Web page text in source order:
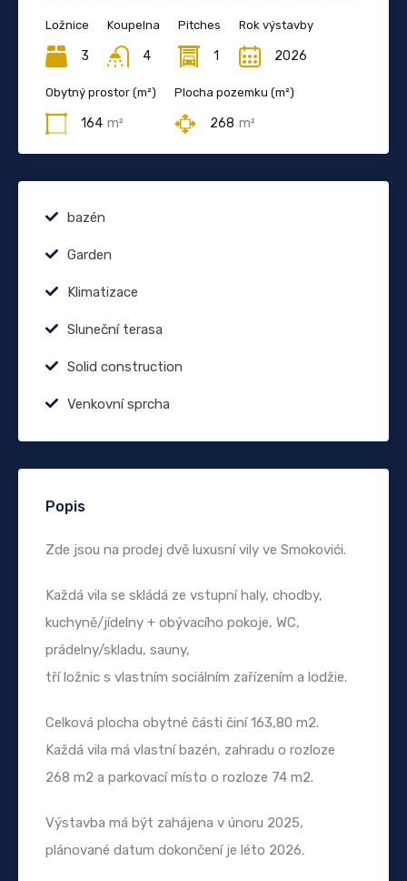
Ložnice
3
Koupelna
4
Pitches
1
Rok výstavby
2026
Obytný prostor (m²)
164 m²
Plocha pozemku (m²)
268 m²
bazén
Garden
Klimatizace
Sluneční terasa
Solid construction
Venkovní sprcha
Popis
Zde jsou na prodej dvě luxusní vily ve Smokovići.
Každá vila se skládá ze vstupní haly, chodby,
kuchyně/jídelny + obývacího pokoje, WC,
prádelny/skladu, sauny,
tří ložnic s vlastním sociálním zařízením a lodžie.
Celková plocha obytné části činí 163,80 m2.
Každá vila má vlastní bazén, zahradu o rozloze
268 m2 a parkovací místo o rozloze 74 m2.
Výstavba má být zahájena v únoru 2025,
plánované datum dokončení je léto 2026.